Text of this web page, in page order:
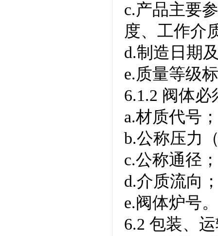
c.产品主要
度、工作介
d.制造日期
e.质量等级
6.1.2 阀体
a.材质代号；
b.公称压力
c.公称通径；
d.介质流向
e.阀体炉号。
6.2 包装、